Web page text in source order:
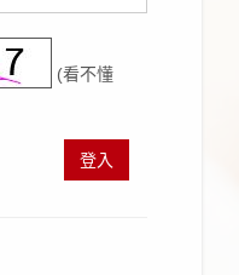
(看不懂
登入